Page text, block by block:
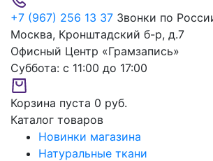
+7 (967) 256 13 37 Звонки по России
Москва, Кронштадский б-р, д.7
Офисный Центр «Грамзапись»
Суббота: с 11:00 до 17:00
Корзина пуста 0 руб.
Каталог товаров
Новинки магазина
Натуральные ткани